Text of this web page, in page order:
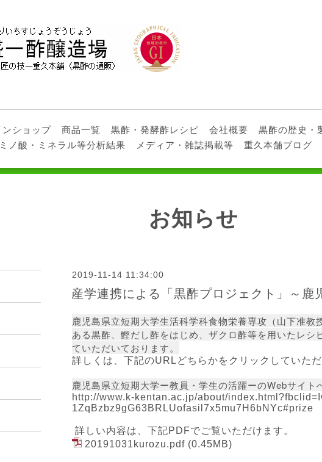
ンショップ 商品一覧 黒酢・発酵酢レシピ 会社概要 黒酢の歴史・
ノ酸・ミネラル等分析結果 メディア・雑誌掲載等 重久本舗ブログ
お知らせ
2019-11-14 11:34:00
産学連携による「黒酢プロジェクト」～鹿
鹿児島県立短期大学生活科学科食物栄養専攻（山下准教
ある黒酢、鰹だし酢をはじめ、ザクロ酢等を用いたレシ
ていただいております。
詳しくは、下記のURLどちらかをクリックしていた
鹿児島県立短期大学ー教員・学生の活躍ーのWebサイト
http://www.k-kentan.ac.jp/about/
1ZqBzbz9gG63BRLUofasil7x5mu7H6bNYc#prize
詳しい内容は、下記PDFでご覧いただけます。
20191031kurozu.pdf (0.45MB)